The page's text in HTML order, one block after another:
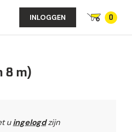
INLOGGEN 0
8 m)
uingelogdzijn